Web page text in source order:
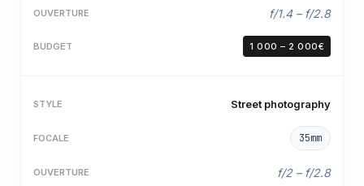
f/1.4 – f/2.8
1 000 – 2 000€
Street photography
35mm
f/2 – f/2.8